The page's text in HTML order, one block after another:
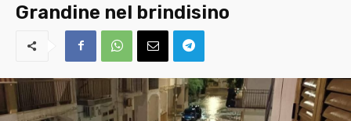
Grandine nel brindisino